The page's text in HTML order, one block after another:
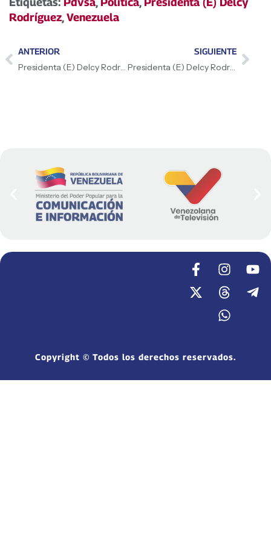
Rodríguez,Venezuela
ANTERIOR
Presidenta (E) Delcy Rodríguez lideró la «Gran Peregrinación Nacional por una Venezuela sin Sanciones y en Paz» en Carabobo
SIGUIENTE
Presidenta (E) Delcy Rodríguez presentó plan para dar un impulso extraordinario a la producción en Junín 5
Copyright © Todos los derechos reservados.